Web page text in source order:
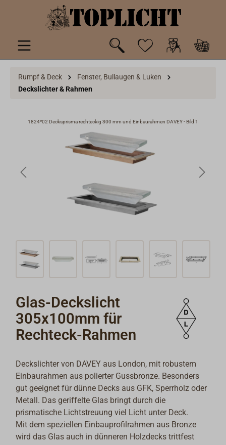
springen
Rumpf & Deck
Fenster, Bullaugen & Luken
Deckslichter & Rahmen
1824*02 Decksprisma rechteckig 300 mm und Einbaurahmen DAVEY - Bild 1
Glas-Deckslicht
305x100mm für
Rechteck-Rahmen
Deckslichter von DAVEY aus London, mit robustem
Einbaurahmen aus polierter Gussbronze. Besonders
gut geeignet für dünne Decks aus GFK, Sperrholz oder
Metall. Das geriffelte Glas bringt durch die
prismatische Lichtstreuung viel Licht unter Deck.
Mit dem speziellen Einbauprofilrahmen aus Bronze
wird das Glas auch in dünneren Holzdecks trittfest